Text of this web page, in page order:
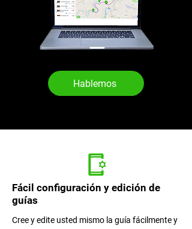
Hablemos
Fácil configuración y edición de
guías
Cree y edite usted mismo la guía fácilmente y